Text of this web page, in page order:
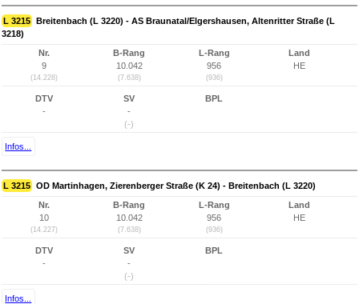
L 3215 Breitenbach (L 3220) - AS Braunatal/Elgershausen, Altenritter Straße (L
3218)
Nr.
9
(14.228)
B-Rang
10.042
(7.638)
L-Rang
956
(936)
Land
HE
DTV
-
SV
-
(-)
BPL
Infos...
L 3215 OD Martinhagen, Zierenberger Straße (K 24) - Breitenbach (L 3220)
Nr.
10
(14.227)
B-Rang
10.042
(7.638)
L-Rang
956
(936)
Land
HE
DTV
-
SV
-
(-)
BPL
Infos...